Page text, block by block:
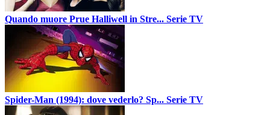
Quando muore Prue Halliwell in Stre... Serie TV
Spider-Man (1994): dove vederlo? Sp... Serie TV